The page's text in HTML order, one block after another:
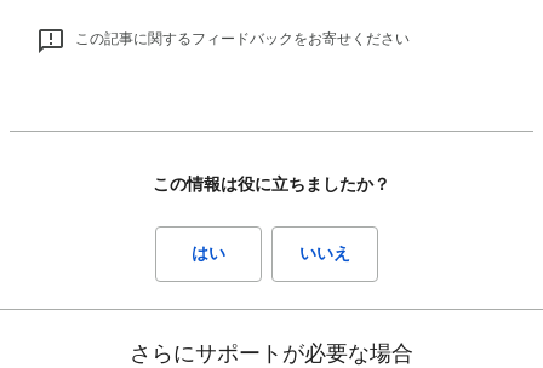
この記事に関するフィードバックをお寄せください
この情報は役に立ちましたか？
はい いいえ
さらにサポートが必要な場合